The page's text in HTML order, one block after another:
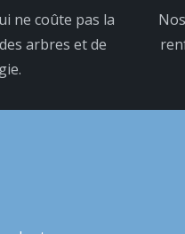
ne coûte pas la
arbres et de